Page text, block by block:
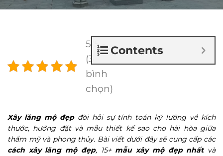
Contents
5/5 -
(3
bình
chọn)
Xây lăng mộ đẹpđòi hỏi sự tính toán kỹ lưỡng về kích
thước, hướng đặt và mẫu thiết kế sao cho hài hòa giữa
thẩm mỹ và phong thủy. Bài viết dưới đây sẽ cung cấp các
cách xây lăng mộ đẹp, 15+ mẫu xây mộ đẹp nhấtvà